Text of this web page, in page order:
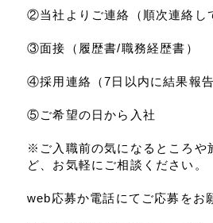
②当社よりご連絡（順次連絡し
③面接（履歴書/職務経歴書）
④採用連絡（7日以内に結果報告
⑤ご希望の日から入社
※ご入職前の気になるところや
ど、お気軽にご相談ください。
web応募か電話にてご応募をお